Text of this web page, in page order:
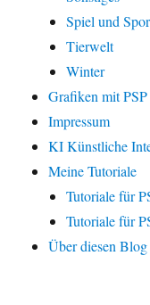
Spiel und
Tierwelt
Winter
Grafiken mit PSP
Impressum
KI Künstliche
Meine Tutoriale
Tutoriale für
Tutoriale für
Über diesen Blog